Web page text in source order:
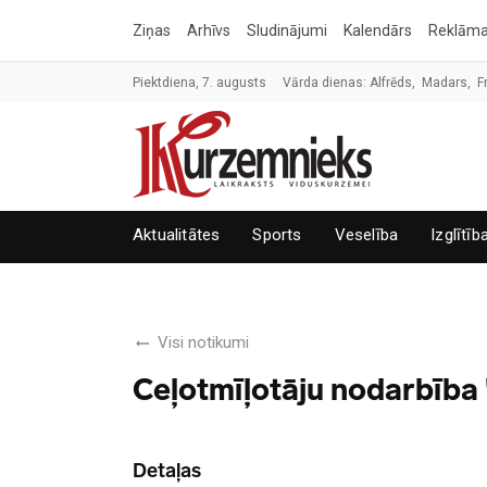
Ziņas Arhīvs Sludinājumi Kalendārs
Piektdiena, 7. augusts Vārda dienas: Alfrēds, Madars,
Aktualitātes Sports Veselība
Visi notikumi
Ceļotmīļotāju nodarbība
Detaļas